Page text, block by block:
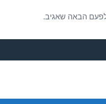
הבאה שאגיב.